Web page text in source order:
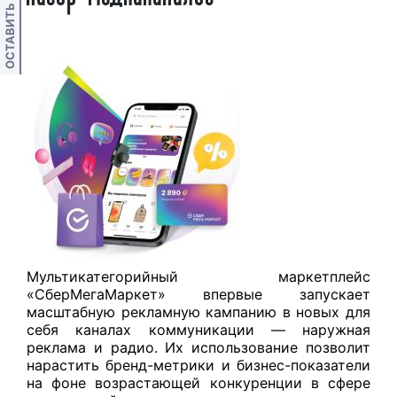
Мультикатегорийный маркетплейс
«СберМегаМаркет» впервые запускает
масштабную рекламную кампанию в новых для
себя каналах коммуникации — наружная
реклама и радио. Их использование позволит
нарастить бренд-метрики и бизнес-показатели
на фоне возрастающей конкуренции в сфере